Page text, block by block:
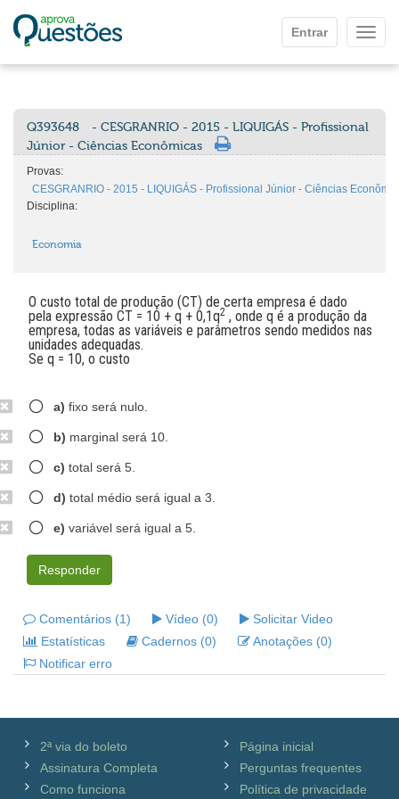
Entrar
Q393648
- CESGRANRIO - 2015 - LIQUIGÁS - Profissional
Júnior - Ciências Econômicas
Provas:
CESGRANRIO - 2015 - LIQUIGÁS - Profissional Júnior - Ciências
Disciplina:
Economia
O custo total de produção (CT) de certa empresa é dado
pela expressão CT = 10 + q + 0,1q2 , onde q é a produção da
empresa, todas as variáveis e parâmetros sendo medidos nas
unidades adequadas.
Se q = 10, o custo
a) fixo será nulo.
b) marginal será 10.
c) total será 5.
d) total médio será igual a 3.
e) variável será igual a 5.
Responder
Comentários (1) Vídeo (0)
Solicitar Video
Estatísticas
Cadernos (0)
Anotações (0)
Notificar erro
2ª via do boleto
Assinatura Completa
Como funciona
Página inicial
Perguntas frequentes
Política de privacidade